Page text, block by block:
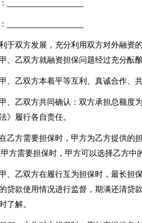
_________________
_________________
于双方发展，充分利用双方对外融资
、乙双方就融资担保问题经过充分酝
、乙双方本着平等互利、真诚合作、
、乙双方共同确认：双方承担总额度
》履行各自责任。
乙方需要担保时，甲方为乙方提供的
方需要担保时，甲方可以选择乙方中
、乙双方在履行互为担保时，最长担
贷款使用情况进行监督，期满还清贷
了解。